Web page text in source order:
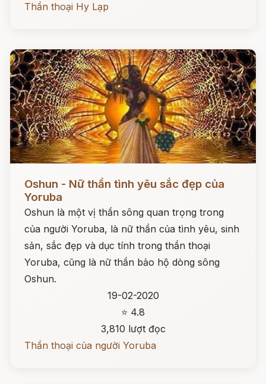
Thần thoại Hy Lạp
Oshun - Nữ thần tình yêu sắc đẹp của
Yoruba
Oshun là một vị thần sông quan trọng trong
của người Yoruba, là nữ thần của tình yêu, sinh
sản, sắc đẹp và dục tính trong thần thoại
Yoruba, cũng là nữ thần bảo hộ dòng sông
Oshun.
19-02-2020
⭐ 4.8
3,810 lượt đọc
Thần thoại của người Yoruba